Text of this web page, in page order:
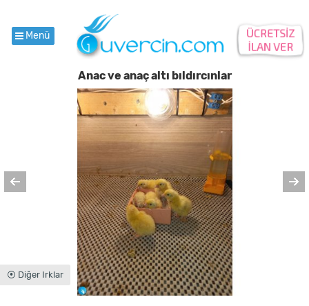
Menü
Anac ve anaç altı bıldırcınlar
⦿ Diğer Irklar